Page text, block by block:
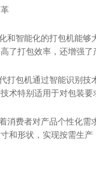
和智能化的打包机能
了打包效率，还增强了
打包机通过智能识别
术特别适用于对包装要
消费者对产品个性化
和形状，实现按需生产